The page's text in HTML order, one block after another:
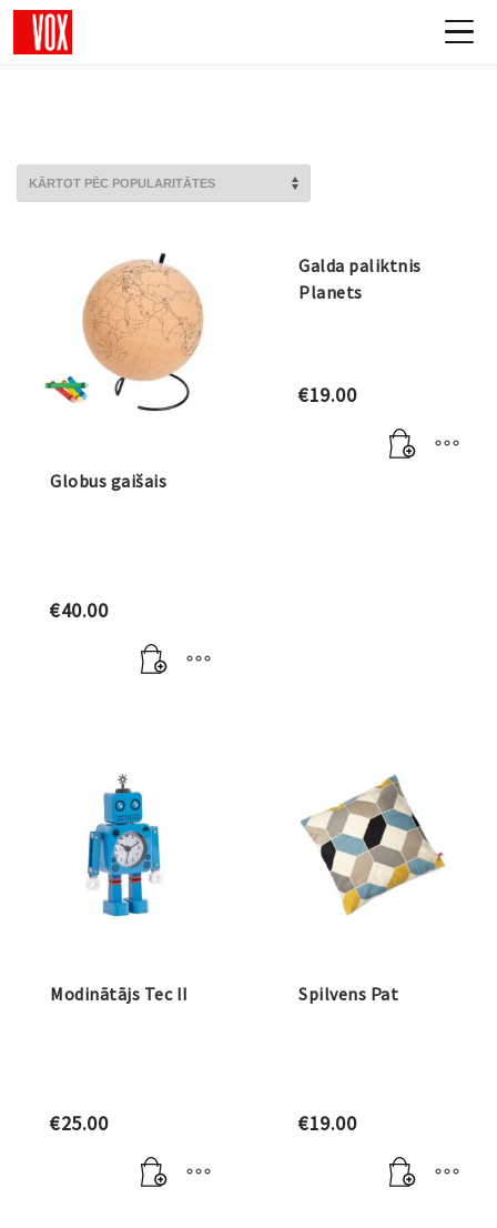
Globus gaišais
€40.00
Galda paliktnis
Planets
€19.00
Modinātājs Tec II
€25.00
Spilvens Pat
€19.00